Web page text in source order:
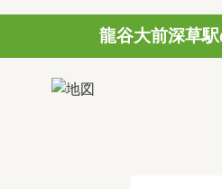
龍谷大前深草